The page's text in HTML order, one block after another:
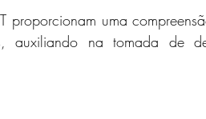
uma
auxiliando na tomada de